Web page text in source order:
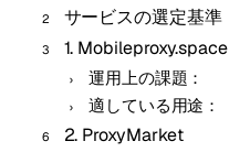
サービスの選定基準
1. Mobileproxy.space
運用上の課題：
適している用途：
2. ProxyMarket